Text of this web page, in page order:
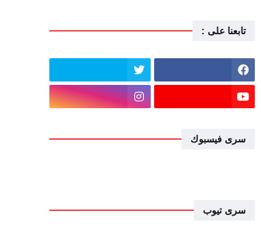
تابعنا على :
سرى فيسبوك
سرى تيوب